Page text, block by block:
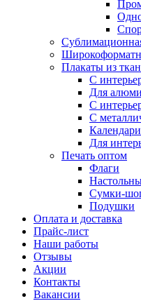
Плакаты из
С
Для
С
С
Для
Печать оптом
Флаги
Сумки-
Подушки
Оплата и доставка
Прайс-лист
Наши работы
Отзывы
Акции
Контакты
Вакансии